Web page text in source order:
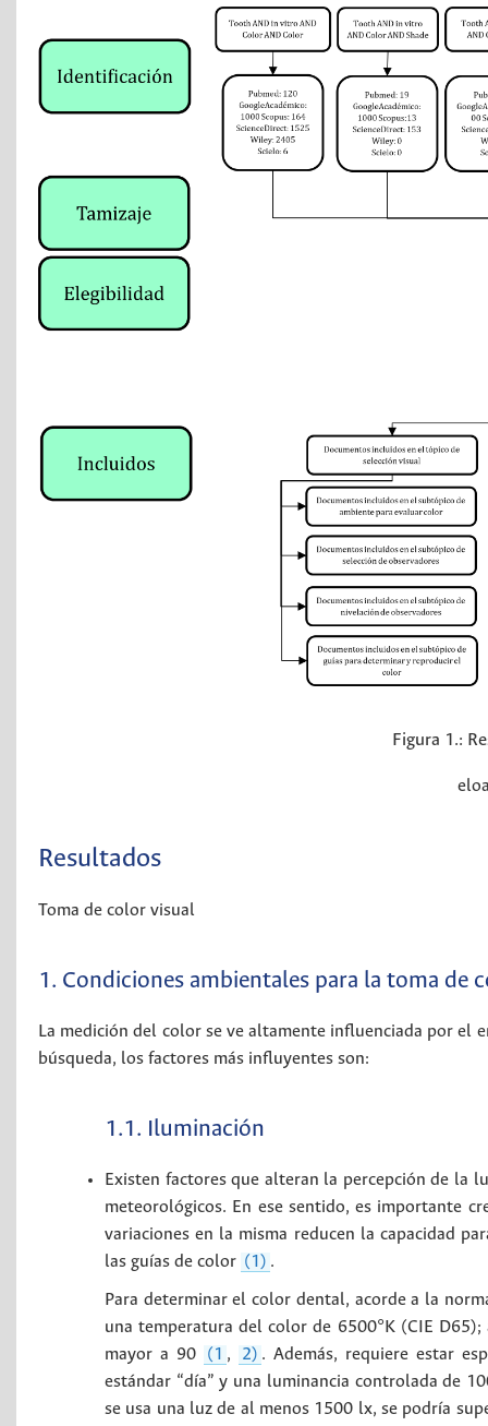
Figura 1.:
Resultados
Toma de color visual
1. Condiciones ambientales para la toma de
La medición del color se ve altamente influenciada por el
búsqueda, los factores más influyentes son:
1.1. Iluminación
Existen factores que alteran la percepción de la
meteorológicos. En ese sentido, es importante
variaciones en la misma reducen la capacidad
las guías de color (1) .
Para determinar el color dental, acorde a la
una temperatura del color de 6500°K (CIE
mayor a 90
(1 , 2) . Además, requiere estar
estándar “día” y una luminancia controlada de
se usa una luz de al menos 1500 lx, se podría